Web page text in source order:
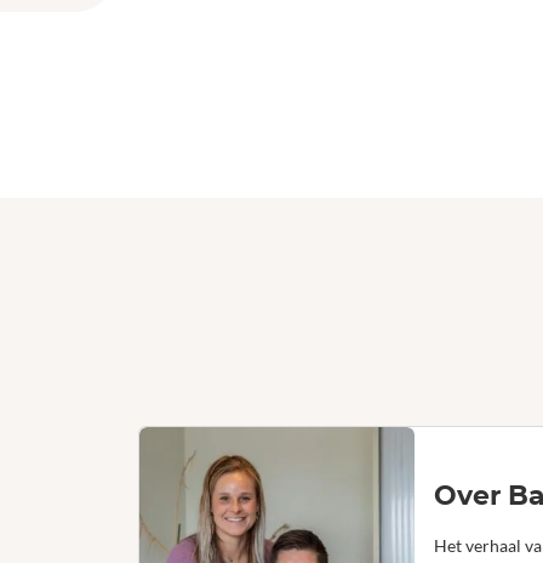
Over
Het verhaal